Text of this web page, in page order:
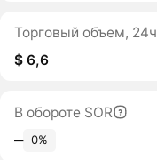
Торговый объем, 24ч
$ 6,6
В обороте SOR
‒ 0%